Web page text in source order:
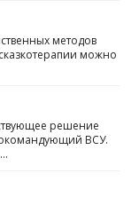
методов
можно
решение
ВСУ.